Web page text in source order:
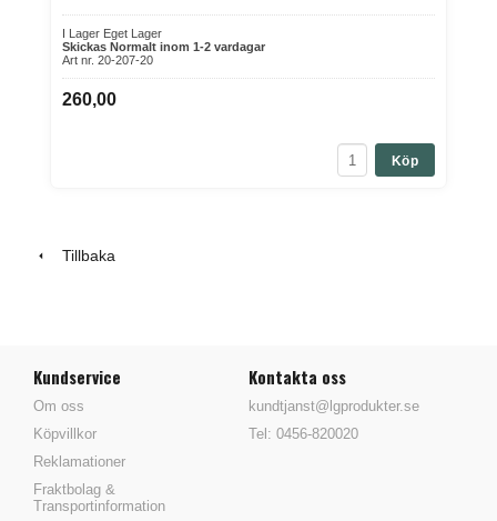
I Lager Eget Lager
Skickas Normalt inom 1-2 vardagar
Art nr. 20-207-20
260,00
Köp
Tillbaka
Kundservice
Om oss
Köpvillkor
Reklamationer
Fraktbolag &
Transportinformation
Kontakta oss
kundtjanst@lgprodukter.se
Tel: 0456-820020